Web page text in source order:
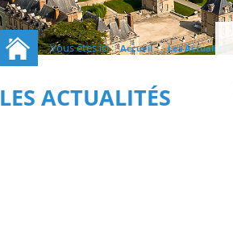
Vous êtes ici : Accueil /Les Actualités
LES ACTUALITÉS